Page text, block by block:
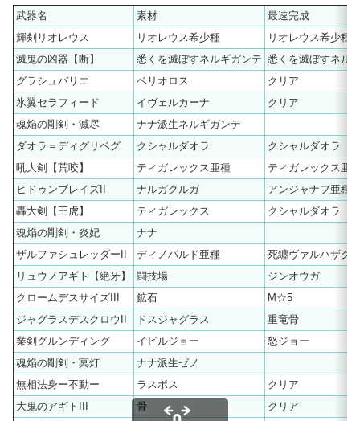
武器名 素材
最速完成
輝剣リオレウス
リオレウス希少種
リオレウス希少種
滅鬼の凶器【断】
悉くを滅ぼすネルギガンテ 悉くを滅ぼすネル
グラシュバリエ
ベリオロス
クリア
氷翼セラフィード
イヴェルカーナ
クリア
魂焔の剛剣・滅尽
ナナ派生ネルギガンテ
ダオラ＝ディグリベグ
クシャルダオラ
クシャルダオラ
吼大剣【荒咬】
ティガレックス亜種
ティガレックス亜
ヒドゥンブレイズII
ナルガクルガ
アンジャナフ亜種
轟大剣【王虎】
ティガレックス
クシャルダオラ
魂焔の剛剣・炎妃
ナナ
ザルファシュレッダーII
ディノパルド亜種
死纏ヴァルハザク
リュウノアギト【絶牙】
闘技場
ジンオウガ
クロームデスサイズIII
鉱石
M☆5
ジャグラスデスクロウII
ドスジャグラス
重竜骨
業剣グルンディング
イビルジョー
怒ジョー
魂焔の剛剣・冥灯
ナナ派生ゼノ
無相法身ー不動ー
ラスボス
クリア
大鬼のアギトIII
骨
クリア